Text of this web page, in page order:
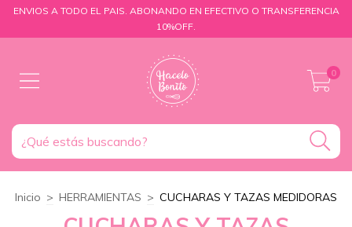
ENVIOS A TODO EL PAIS. ABONANDO EN EFECTIVO O TRANSFERENCIA
10%OFF.
0
Inicio > HERRAMIENTAS > CUCHARAS Y TAZAS MEDIDORAS